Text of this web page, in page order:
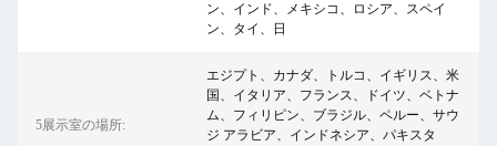
ン、インド、メキシコ、ロシア、スペイ
ン、タイ、日
5展示室の場所:
エジプト、カナダ、トルコ、イギリス、米
国、イタリア、フランス、ドイツ、ベトナ
ム、フィリピン、ブラジル、ペルー、サウ
ジ アラビア、インドネシア、パキスタ